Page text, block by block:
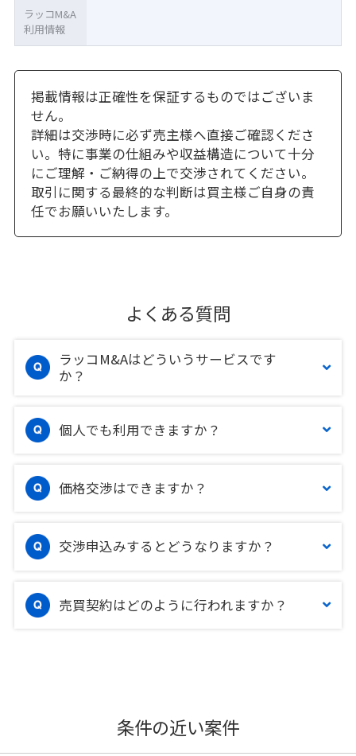
ラッコM&A
利用情報
掲載情報は正確性を保証するものではございま
せん。
詳細は交渉時に必ず売主様へ直接ご確認くださ
い。特に事業の仕組みや収益構造について十分
にご理解・ご納得の上で交渉されてください。
取引に関する最終的な判断は買主様ご自身の責
任でお願いいたします。
よくある質問
ラッコM&Aはどういうサービスです
か？
個人でも利用できますか？
価格交渉はできますか？
交渉申込みするとどうなりますか？
売買契約はどのように行われますか？
条件の近い案件